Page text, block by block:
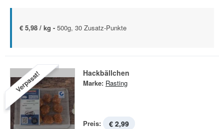
€ 5,98 / kg - 500g, 30 Zusatz-Punkte
Verpasst! Hackbällchen
Marke: Rasting
Preis: € 2,99